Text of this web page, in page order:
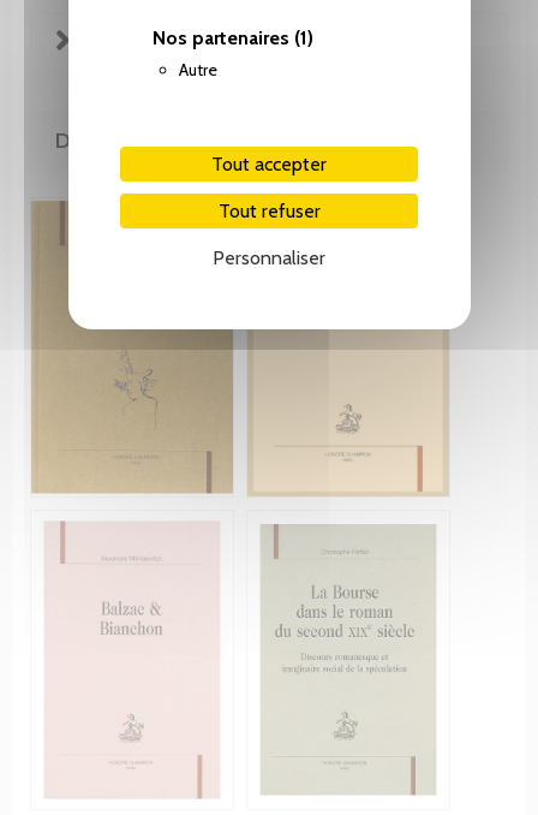
Nos partenaires (1)
Autre
Tout accepter
Tout refuser
Personnaliser
FICHE TECHNIQUE
DE LA MÊME COLLECTION